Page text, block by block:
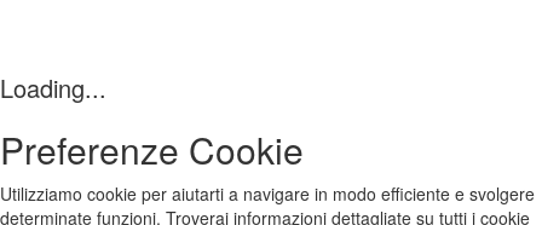
Loading...
Preferenze Cookie
Utilizziamo cookie per aiutarti a navigare in modo efficiente e svolgere
determinate funzioni. Troverai informazioni dettagliate su tutti i cookie